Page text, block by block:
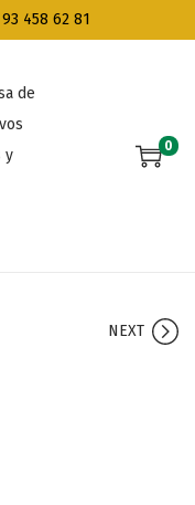
458 62 81
0
NEXT